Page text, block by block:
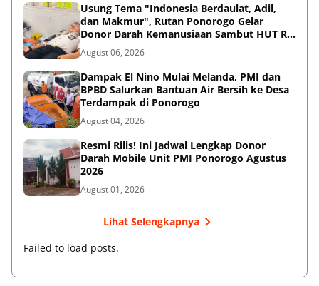
Usung Tema "Indonesia Berdaulat, Adil,
dan Makmur", Rutan Ponorogo Gelar
Donor Darah Kemanusiaan Sambut HUT RI
ke-81
August 06, 2026
Dampak El Nino Mulai Melanda, PMI dan
BPBD Salurkan Bantuan Air Bersih ke Desa
Terdampak di Ponorogo
August 04, 2026
Resmi Rilis! Ini Jadwal Lengkap Donor
Darah Mobile Unit PMI Ponorogo Agustus
2026
August 01, 2026
Lihat Selengkapnya
Failed to load posts.